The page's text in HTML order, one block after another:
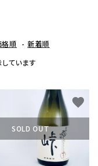
格順 - 新着順
ています
SOLD OUT
favorite